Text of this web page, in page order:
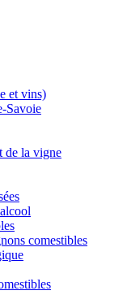
et vins)
Savoie
de la vigne
comestibles